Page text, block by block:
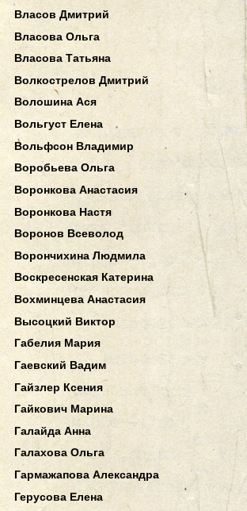
Власов Дмитрий
Власова Ольга
Власова Татьяна
Волкострелов Дмитрий
Волошина Ася
Вольгуст Елена
Вольфсон Владимир
Воробьева Ольга
Воронкова Анастасия
Воронкова Настя
Воронов Всеволод
Ворончихина Людмила
Воскресенская Катерина
Вохминцева Анастасия
Высоцкий Виктор
Габелия Мария
Гаевский Вадим
Гайзлер Ксения
Гайкович Марина
Галайда Анна
Галахова Ольга
Гармажапова Александра
Герусова Елена